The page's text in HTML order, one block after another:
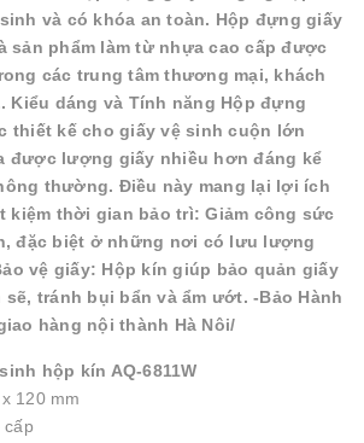
và có khóa an toàn. Hộp đựng giấy
sản phẩm làm từ nhựa cao cấp được
các trung tâm thương mại, khách
Kiểu dáng và Tính năng Hộp đựng
thiết kế cho giấy vệ sinh cuộn lớn
được lượng giấy nhiều hơn đáng kể
thường. Điều này mang lại lợi ích
kiệm thời gian bảo trì: Giảm công sức
đặc biệt ở những nơi có lưu lượng
vệ giấy: Hộp kín giúp bảo quản giấy
tránh bụi bẩn và ẩm ướt. -Bảo Hành
hàng nội thành Hà Nôi/
hộp kín AQ-6811W
120 mm
cấp